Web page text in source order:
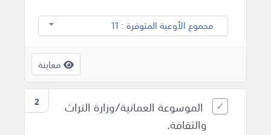
مجموع الأوعية المتوفرة : 11
معاينة
2
الموسوعة العمانية/وزارة التراث
والثقافة.